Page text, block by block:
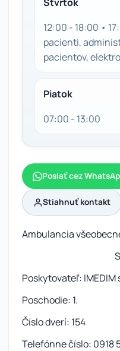
12:00 - 18:00 •
pacienti,
pacientov,
Piatok
07:00 - 13:00
Poslať cez
Stiahnuť kontakt
Ambulancia
Poskytovateľ: IMEDIM
Poschodie: 1.
Číslo dverí: 154
Telefónne číslo: 0918